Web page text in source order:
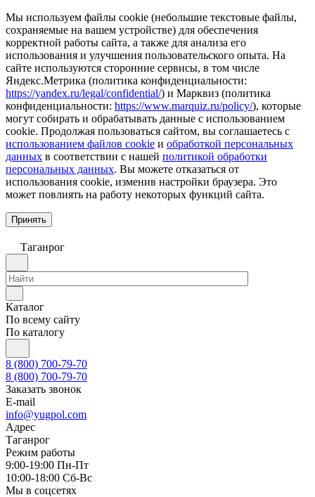
Мы используем файлы cookie (небольшие текстовые файлы,
сохраняемые на вашем устройстве) для обеспечения
корректной работы сайта, а также для анализа его
использования и улучшения пользовательского опыта. На
сайте используются сторонние сервисы, в том числе
Яндекс.Метрика (политика конфиденциальности:
https://yandex.ru/legal/confidential/) и Марквиз (политика
конфиденциальности: https://www.marquiz.ru/policy/), которые
могут собирать и обрабатывать данные с использованием
cookie. Продолжая пользоваться сайтом, вы соглашаетесь с
использованием файлов cookie и обработкой персональных
данных в соответствии с нашей политикой обработки
персональных данных. Вы можете отказаться от
использования cookie, изменив настройки браузера. Это
может повлиять на работу некоторых функций сайта.
Принять
Таганрог
Каталог
По всему сайту
По каталогу
8 (800) 700-79-70
8 (800) 700-79-70
Заказать звонок
E-mail
info@yugpol.com
Адрес
Таганрог
Режим работы
9:00-19:00 Пн-Пт
10:00-18:00 Cб-Вс
Мы в соцсетях